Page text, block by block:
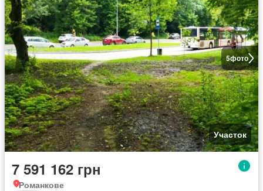
5фото
Участок
7 591 162 грн
Романкове